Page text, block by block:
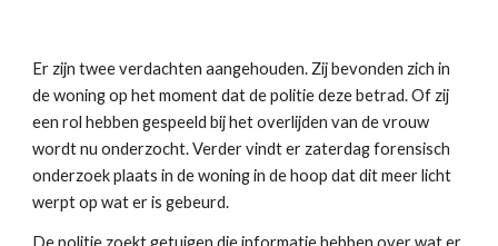
Er zijn twee verdachten aangehouden. Zij bevonden zich in
de woning op het moment dat de politie deze betrad. Of zij
een rol hebben gespeeld bij het overlijden van de vrouw
wordt nu onderzocht. Verder vindt er zaterdag forensisch
onderzoek plaats in de woning in de hoop dat dit meer licht
werpt op wat er is gebeurd.
De politie zoekt getuigen die informatie hebben over wat er